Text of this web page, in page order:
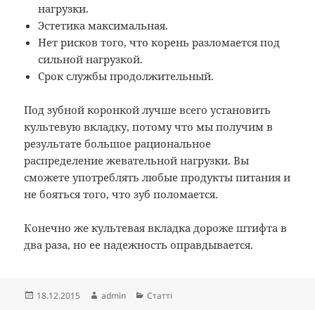
нагрузки.
Эстетика максимальная.
Нет рисков того, что корень разломается под
сильной нагрузкой.
Срок службы продолжительный.
Под зубной коронкой лучше всего установить
культевую вкладку, потому что мы получим в
результате большое рациональное
распределение жевательной нагрузки. Вы
сможете употреблять любые продукты питания и
не бояться того, что зуб поломается.
Конечно же культевая вкладка дороже штифта в
два раза, но ее надежность оправдывается.
Опубліковано
18.12.2015 Автор
admin Категорії
Статті